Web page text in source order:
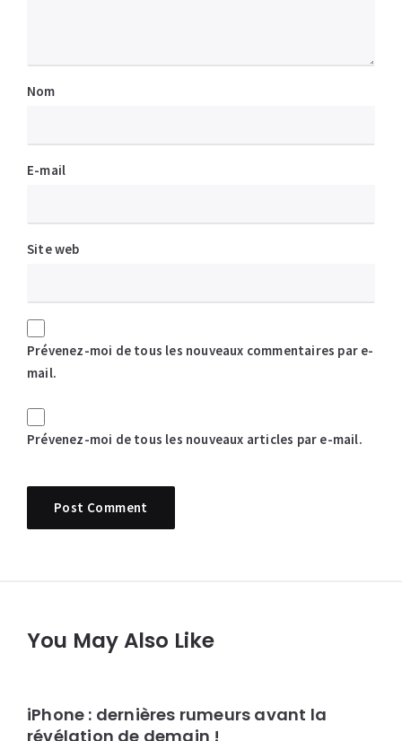
Nom
E-mail
Site web
Prévenez-moi de tous les nouveaux commentaires par e-
mail.
Prévenez-moi de tous les nouveaux articles par e-mail.
You May Also Like
iPhone : dernières rumeurs avant la
révélation de demain !